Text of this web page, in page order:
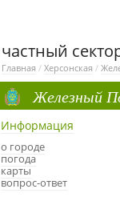
частный
Главная / Херсонская /
Железный
Информация
о городе
погода
карты
вопрос-ответ